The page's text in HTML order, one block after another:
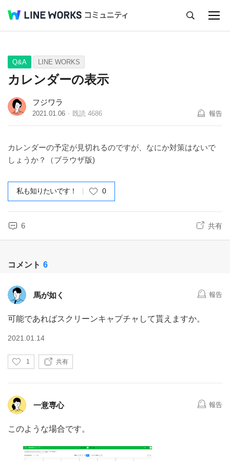
Q&A Tips Ideas
Q&A LINE WORKS
カレンダーの表示
フジワラ
2021.01.06 既読 4686 報告
カレンダーの予定が見切れるのですが、なにか対策はないで
しょうか？（ブラウザ版)
私も知りたいです！ 0
6 共有
コメント 6
馬が如く 報告
可能であればスクリーンキャプチャして貰えますか。
2021.01.14
い
1 共有
一意専心 報告
このような場合です。